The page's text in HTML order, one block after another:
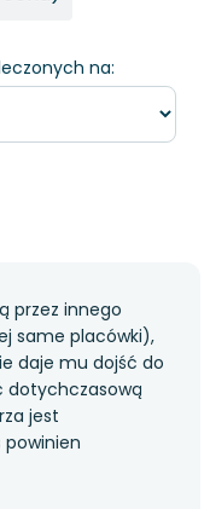
na:
przez innego
same placówki),
daje mu dojść do
dotychczasową
jest